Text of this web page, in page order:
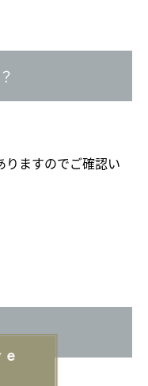
りますのでご確認い